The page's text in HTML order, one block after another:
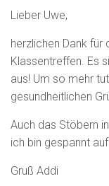
Lieber Uwe,
herzlichen Dank
Klassentreffen. Es
aus! Um so mehr
gesundheitlichen
Auch das Stöbern
ich bin gespannt
Gruß Addi